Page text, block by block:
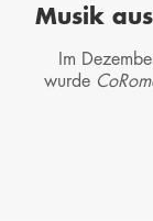
Musik
Im
wurde